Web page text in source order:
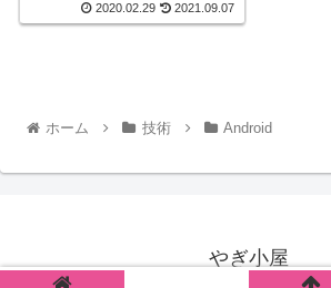
2020.02.29 2021.09.07
ホーム 技術 Android
やぎ小屋